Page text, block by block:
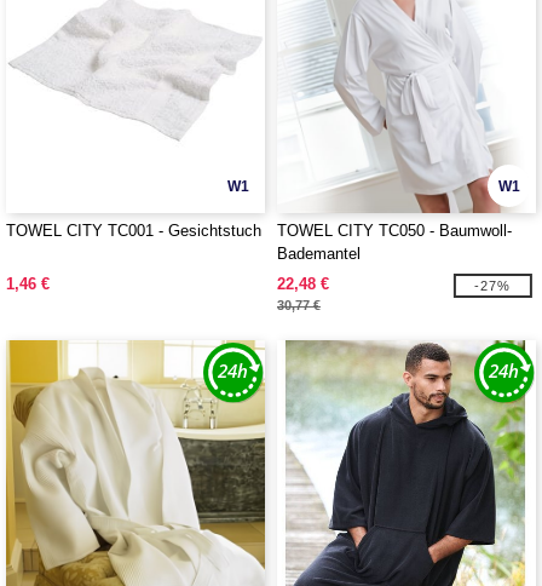
W1
TOWEL CITY TC001 - Gesichtstuch
1,46 €
W1
TOWEL CITY TC050 - Baumwoll-
Bademantel
22,48 €
30,77 €
-27%